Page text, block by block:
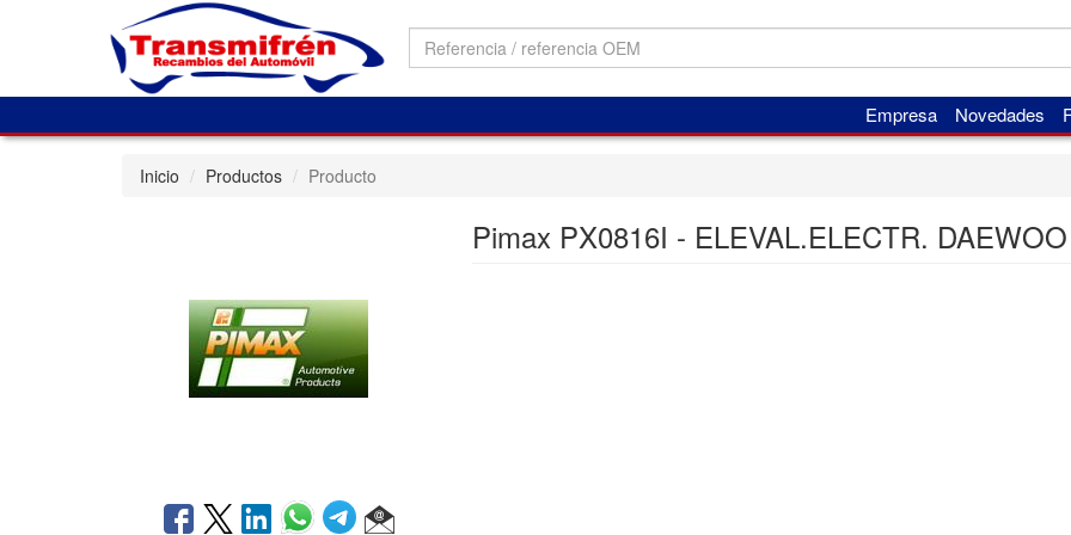
Empresa Novedades
Inicio Productos Producto
Pimax PX0816I - ELEVAL.ELECTR. DAEWOO